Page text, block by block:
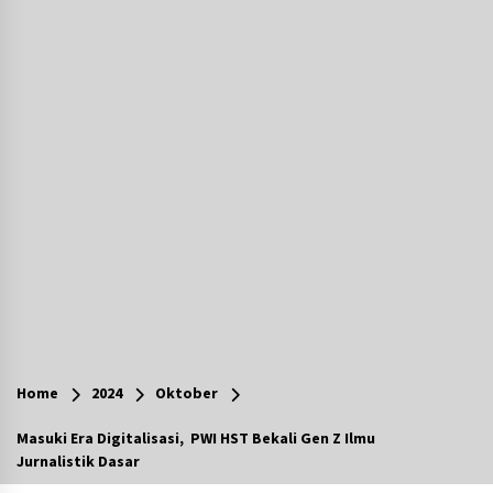
Program Pelatihan Operator Alat Berat GTO
Keberlanjutan Masa Depan Lebih Hijau
Home 2024 Oktober
Masuki Era Digitalisasi, PWI HST Bekali Gen Z Ilmu
Jurnalistik Dasar